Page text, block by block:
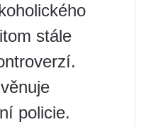
stále
policie.